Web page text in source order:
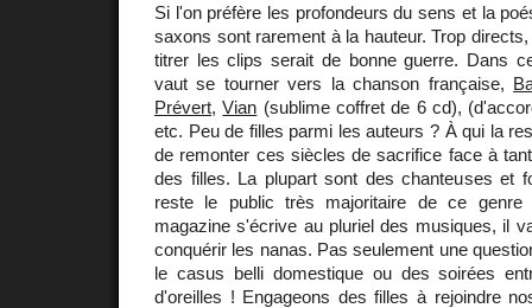
Si l'on préfère les profondeurs du sens et la
saxons sont rarement à la hauteur. Trop
titrer les clips serait de bonne guerre. Dans
vaut se tourner vers la chanson française,
Prévert,Vian (sublime coffret de 6 cd),
etc. Peu de filles parmi les auteurs ? À qui la
de remonter ces siècles de sacrifice face à
des filles. La plupart sont des chanteuses et
reste le public très majoritaire de ce genre
magazine s'écrive au pluriel des musiques, il
conquérir les nanas. Pas seulement une
le casus belli domestique ou des soirées
d'oreilles ! Engageons des filles à rejoindre